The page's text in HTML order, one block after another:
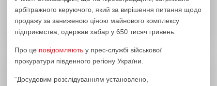
арбітражного керуючого, який за вирішення питання щодо
продажу за заниженою ціною майнового комплексу
підприємства, одержав хабар у 650 тисяч гривень.
Про це повідомляють у прес-службі військової
прокуратури південного регіону України.
“Досудовим розслідуванням установлено,